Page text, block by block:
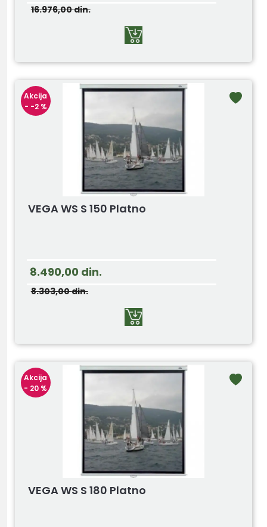
16.976,00din.
Akcija
- -2 %
VEGA WS S 150 Platno
8.490,00 din.
8.303,00din.
Akcija
- 20 %
VEGA WS S 180 Platno